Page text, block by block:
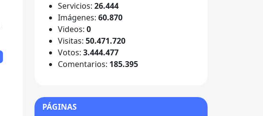
Servicios: 26.444
Imágenes: 60.870
Videos: 0
Visitas: 50.471.720
Votos: 3.444.477
Comentarios: 185.395
PÁGINAS